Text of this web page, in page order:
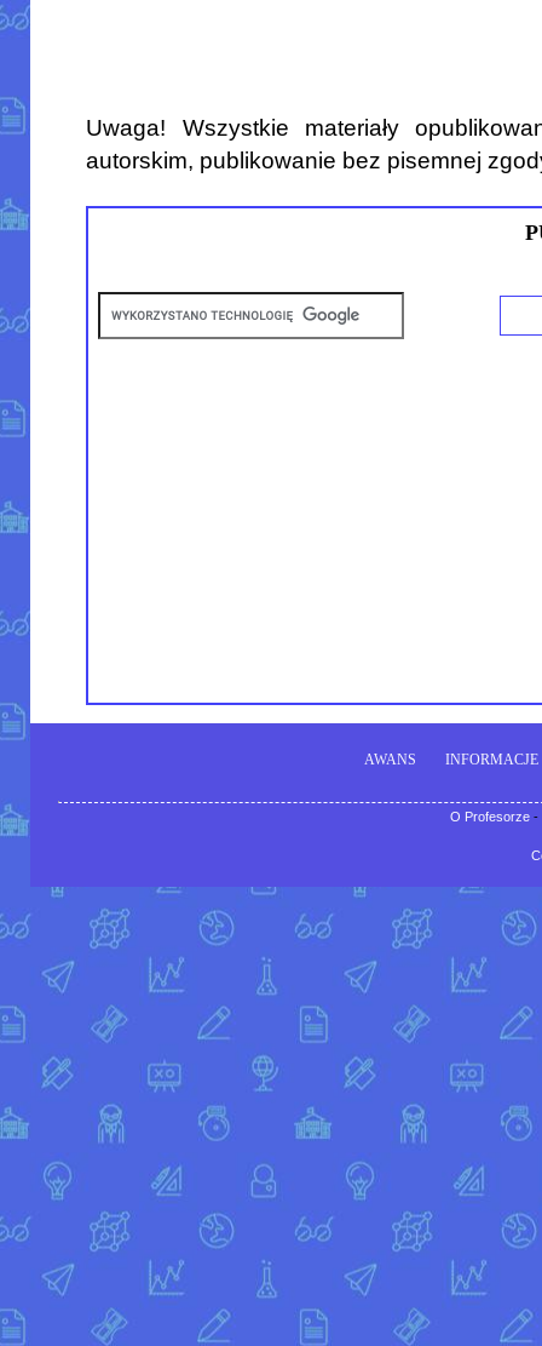
Uwaga! Wszystkie materiały
autorskim, publikowanie bez pisemnej
AWANS INFORMACJE
O Profesorze-